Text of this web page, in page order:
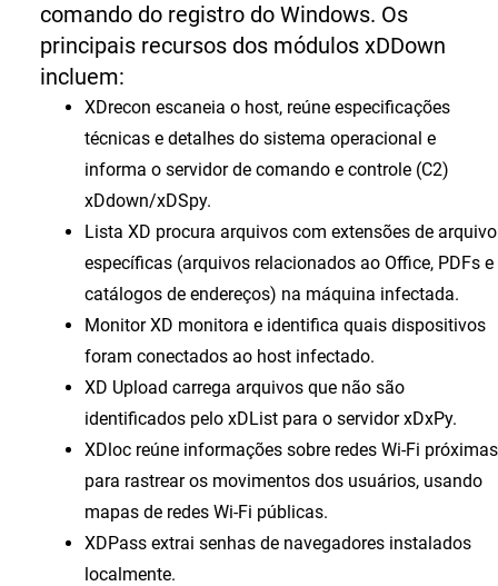
comando do registro do Windows. Os
principais recursos dos módulos xDDown
incluem:
XDrecon escaneia o host, reúne especificações
técnicas e detalhes do sistema operacional e
informa o servidor de comando e controle (C2)
xDdown/xDSpy.
Lista XD procura arquivos com extensões de arquivo
específicas (arquivos relacionados ao Office, PDFs e
catálogos de endereços) na máquina infectada.
Monitor XD monitora e identifica quais dispositivos
foram conectados ao host infectado.
XD Upload carrega arquivos que não são
identificados pelo xDList para o servidor xDxPy.
XDloc reúne informações sobre redes Wi-Fi próximas
para rastrear os movimentos dos usuários, usando
mapas de redes Wi-Fi públicas.
XDPass extrai senhas de navegadores instalados
localmente.